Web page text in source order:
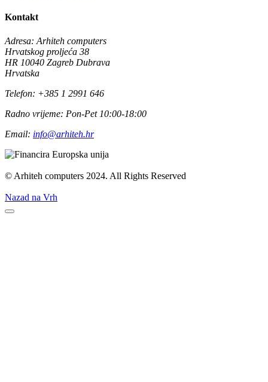
Kontakt
Adresa: Arhiteh computers
Hrvatskog proljeća 38
HR 10040 Zagreb Dubrava
Hrvatska
Telefon: +385 1 2991 646
Radno vrijeme: Pon-Pet 10:00-18:00
Email: info@arhiteh.hr
© Arhiteh computers 2024. All Rights Reserved
Nazad na Vrh